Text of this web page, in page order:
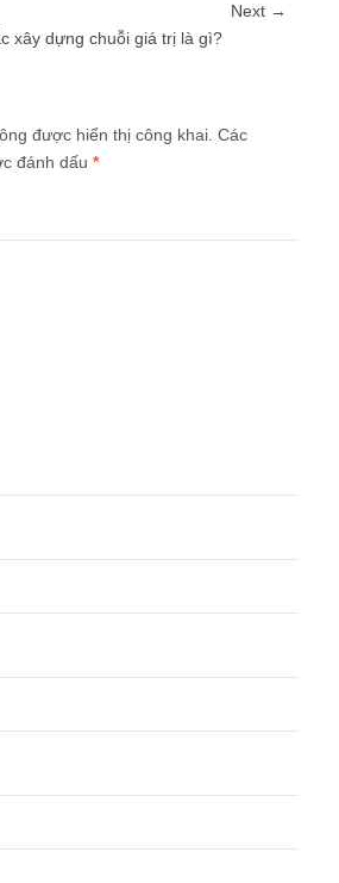
Next →
xây dựng chuỗi giá trị là gì?
được hiển thị công khai. Các
đánh dấu *